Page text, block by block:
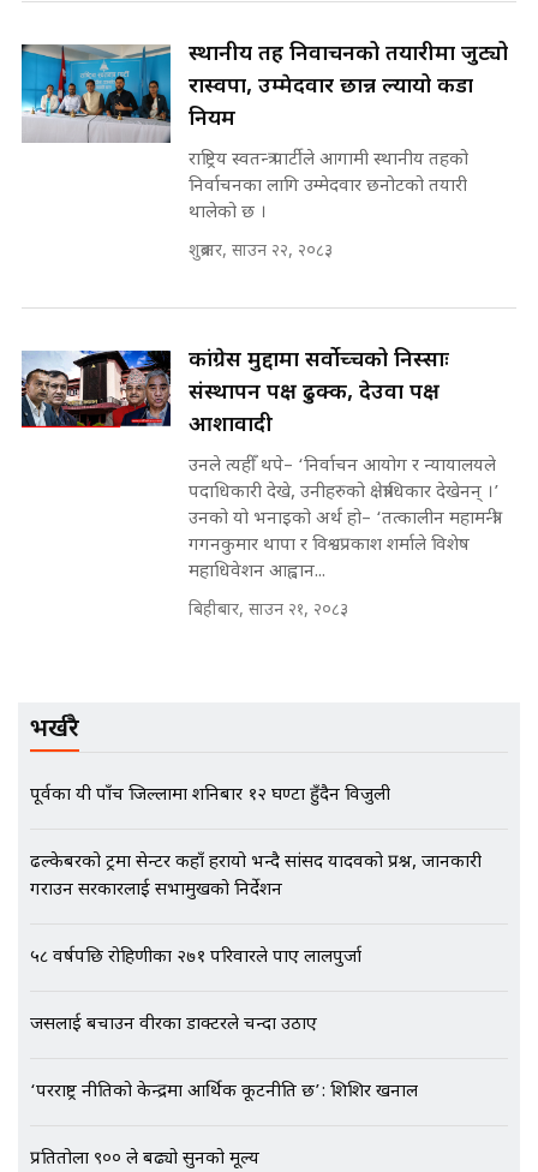
SIDHAKURA |
मन्त्री राजकुमारलाई घुस दिने विचौलीया
पूर्व मन्त्री रञ्जिता || SIDHAKURA
||
मन्त्रीले घुस डिल गरेको अडियो ! दुई झोला
SIDHAKURA INVESTIGATION |
मृतकका परिवारप्रति मेडिकल काउन्सीलको
बदनियत ! न्याय खोज्दै भौतारिदै सुवास
|| THE REPORTER ||
EXCLUSIVE - भिजिट भिसामा सेटिङको
अर्ब बढी घुस!|| SIDHAKURA ||
गायब || Everest Hospital
Followup: CCTV Footage Lost |
स्थानीय तह निर्वाचनको तयारीमा जुट्यो
रास्वपा, उम्मेदवार छान्न ल्यायो कडा
नियम
राष्ट्रिय स्वतन्त्र पार्टीले आगामी स्थानीय तहको
निर्वाचनका लागि उम्मेदवार छनोटको तयारी
थालेको छ ।
शुक्रबार, साउन २२, २०८३
कांग्रेस मुद्दामा सर्वोच्चको निस्साः
संस्थापन पक्ष ढुक्क, देउवा पक्ष
आशावादी
उनले त्यहीँ थपे– ‘निर्वाचन आयोग र न्यायालयले
पदाधिकारी देखे, उनीहरुको क्षेत्राधिकार देखेनन् ।’
उनको यो भनाइको अर्थ हो– ‘तत्कालीन महामन्त्री
गगनकुमार थापा र विश्वप्रकाश शर्माले विशेष
महाधिवेशन आह्वान...
बिहीबार, साउन २१, २०८३
भर्खरै
पूर्वका यी पाँच जिल्लामा शनिबार १२ घण्टा हुँदैन विजुली
ढल्केबरको ट्रमा सेन्टर कहाँ हरायो भन्दै सांसद यादवको प्रश्न, जानकारी
गराउन सरकारलाई सभामुखको निर्देशन
५८ वर्षपछि रोहिणीका २७१ परिवारले पाए लालपुर्जा
जसलाई बचाउन वीरका डाक्टरले चन्दा उठाए
‘परराष्ट्र नीतिको केन्द्रमा आर्थिक कूटनीति छ’: शिशिर खनाल
प्रतितोला ९०० ले बढ्यो सुनको मूल्य